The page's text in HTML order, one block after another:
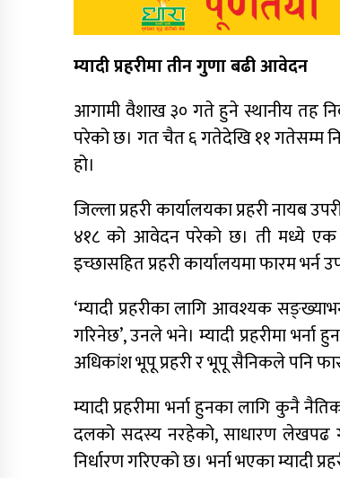
म्यादी प्रहरीमा तीन गुणा बढी आवेदन
आगामी वैशाख ३० गते हुने स्थानीय तह
परेको छ। गत चैत ६ गतेदेखि ११ गतेसम्म
हो।
जिल्ला प्रहरी कार्यालयका प्रहरी नायब
४१८ को आवेदन परेको छ। ती मध्ये एक
इच्छासहित प्रहरी कार्यालयमा फारम
‘म्यादी प्रहरीका लागि आवश्यक
गरिनेछ’, उनले भने। म्यादी प्रहरीमा
अधिकांश भूपू प्रहरी र भूपू सैनिकले पनि
म्यादी प्रहरीमा भर्ना हुनका लागि कुनै
दलको सदस्य नरहेको, साधारण लेखपढ
निर्धारण गरिएको छ। भर्ना भएका म्यादी